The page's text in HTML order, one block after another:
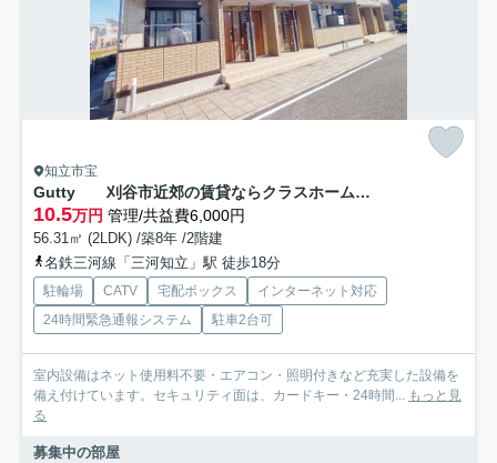
知立市宝
Gutty 刈谷市近郊の賃貸ならクラスホーム刈谷店
10.5万円 管理/共益費6,000円
56.31㎡ (2LDK) /築8年 /2階建
名鉄三河線「三河知立」駅 徒歩18分
駐輪場 CATV 宅配ボックス
インターネット対応
24時間緊急通報システム
駐車2台可
室内設備はネット使用料不要・エアコン・照明付きなど充実した設備を
備え付けています。セキュリティ面は、カードキー・24時間... もっと見
る
募集中の部屋